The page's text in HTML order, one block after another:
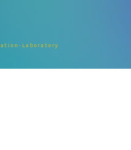
Laboratory